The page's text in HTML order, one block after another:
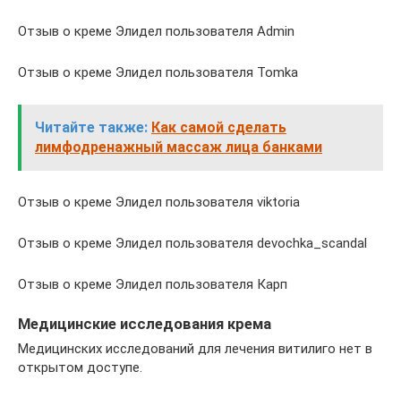
Отзыв о креме Элидел пользователя Admin
Отзыв о креме Элидел пользователя Tomka
Читайте также: Как самой сделать
лимфодренажный массаж лица банками
Отзыв о креме Элидел пользователя viktoria
Отзыв о креме Элидел пользователя devochka_scandal
Отзыв о креме Элидел пользователя Карп
Медицинские исследования крема
Медицинских исследований для лечения витилиго нет в
открытом доступе.